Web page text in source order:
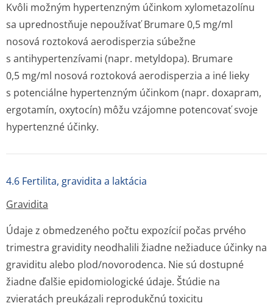
Kvôli možným hypertenzným účinkom xylometazolínu
sa uprednostňuje nepoužívať Brumare 0,5 mg/ml
nosová roztoková aerodisperzia súbežne
s antihyperten­zívami (napr. metyldopa). Brumare
0,5 mg/ml nosová roztoková aerodisperzia a iné lieky
s potenciálne hypertenzným účinkom (napr. doxapram,
ergotamín, oxytocín) môžu vzájomne potencovať svoje
hypertenzné účinky.
4.6 Fertilita, gravidita a laktácia
Gravidita
Údaje z obmedzeného počtu expozícií počas prvého
trimestra gravidity neodhalili žiadne nežiaduce účinky na
graviditu alebo plod/novorodenca. Nie sú dostupné
žiadne ďalšie epidomiologické údaje. Štúdie na
zvieratách preukázali reprodukčnú toxicitu